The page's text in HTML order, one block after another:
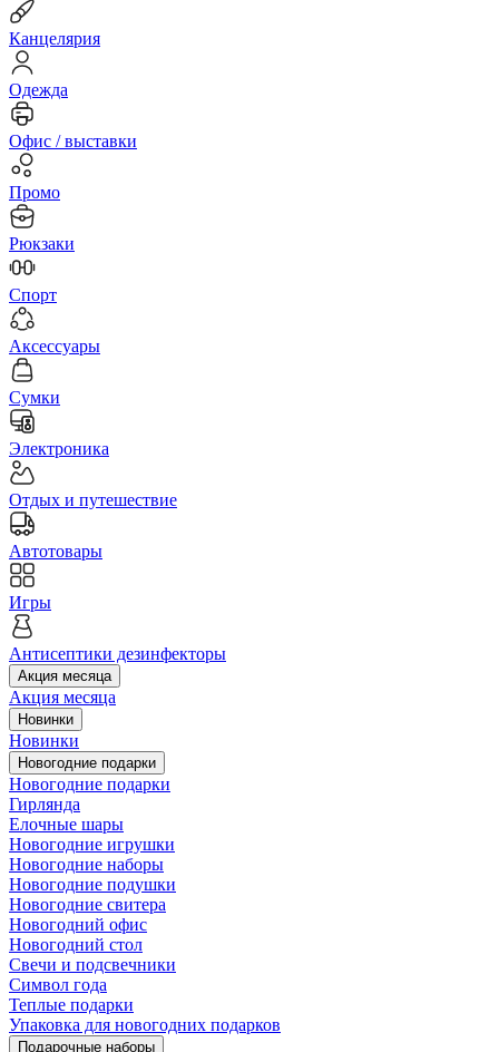
Канцелярия
Одежда
Офис / выставки
Промо
Рюкзаки
Спорт
Аксессуары
Сумки
Электроника
Отдых и путешествие
Автотовары
Игры
Антисептики дезинфекторы
Акция месяца
Акция месяца
Новинки
Новинки
Новогодние подарки
Новогодние подарки
Гирлянда
Елочные шары
Новогодние игрушки
Новогодние наборы
Новогодние подушки
Новогодние свитера
Новогодний офис
Новогодний стол
Свечи и подсвечники
Символ года
Теплые подарки
Упаковка для новогодних подарков
Подарочные наборы